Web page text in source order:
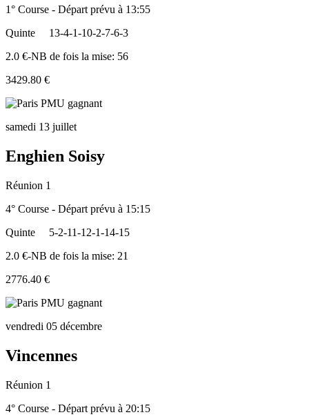
1° Course - Départ prévu à 13:55
Quinte
13-4-1-10-2-7-6-3
2.0 €-NB de fois la mise: 56
3429.80 €
samedi 13 juillet
Enghien Soisy
Réunion 1
4° Course - Départ prévu à 15:15
Quinte
5-2-11-12-1-14-15
2.0 €-NB de fois la mise: 21
2776.40 €
vendredi 05 décembre
Vincennes
Réunion 1
4° Course - Départ prévu à 20:15